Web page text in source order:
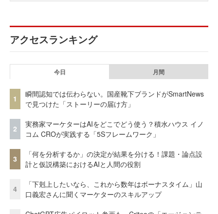
アクセスランキング
今日 月間
1
瞬間認知では伝わらない。国産靴下ブランドがSmartNews
で見つけた「ストーリーの届け方」
2
実務家マーケターはAIをどこでどう使う？積水ハウス イノ
コム CROが実践する「5Sフレームワーク」
3
「何を分析するか」の決定が結果を分ける！課題・論点設
計と仮説構築におけるAIと人間の役割
4
「下剋上したいなら、これから数年はボーナスタイム」山
口義宏さんに聞くマーケターのスキルアップ